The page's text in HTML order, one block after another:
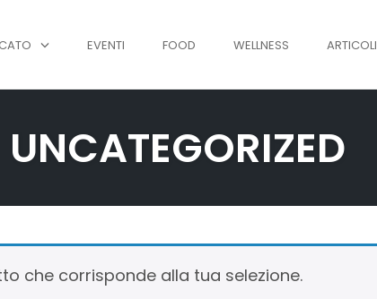
EVENTI FOOD WELLNESS ARTICOLI
UNCATEGORIZED
che corrisponde alla tua selezione.